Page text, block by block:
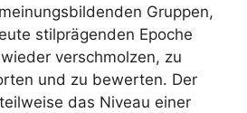
Gruppen,
stilprägenden Epoche
verschmolzen, zu
und zu bewerten. Der
das Niveau einer